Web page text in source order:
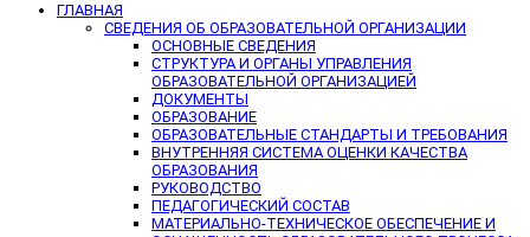
ГЛАВНАЯ
СВЕДЕНИЯ ОБ ОБРАЗОВАТЕЛЬНОЙ ОРГАНИЗАЦИИ
ОСНОВНЫЕ СВЕДЕНИЯ
СТРУКТУРА И ОРГАНЫ УПРАВЛЕНИЯ
ОБРАЗОВАТЕЛЬНОЙ ОРГАНИЗАЦИЕЙ
ДОКУМЕНТЫ
ОБРАЗОВАНИЕ
ОБРАЗОВАТЕЛЬНЫЕ СТАНДАРТЫ И ТРЕБОВАНИЯ
ВНУТРЕННЯЯ СИСТЕМА ОЦЕНКИ КАЧЕСТВА
ОБРАЗОВАНИЯ
РУКОВОДСТВО
ПЕДАГОГИЧЕСКИЙ СОСТАВ
МАТЕРИАЛЬНО-ТЕХНИЧЕСКОЕ ОБЕСПЕЧЕНИЕ И